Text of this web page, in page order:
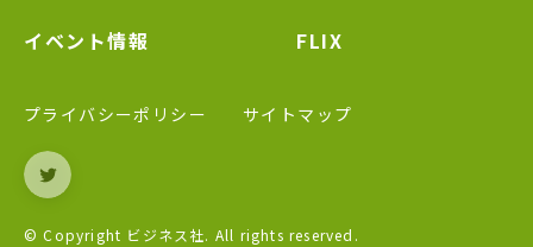
イベント情報
FLIX
プライバシーポリシー サイトマップ
© Copyright ビジネス社. All rights reserved.